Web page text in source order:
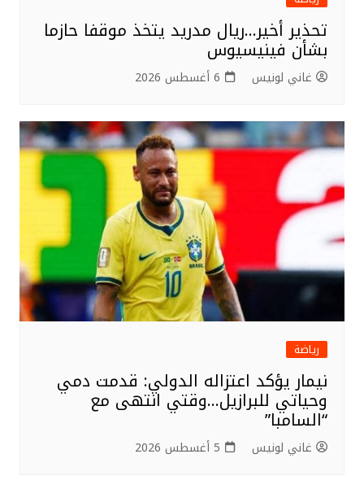
تحذير أخير…ريال مدريد يتخذ موقفا حازما
بشأن فينيسيوس
غاني لونيس 6 أغسطس 2026
رياضة
نيمار يؤكد اعتزاله الدولي: قدمت دمي
وحياتي للبرازيل…وقتي انتهى مع
“السامبا”
غاني لونيس 5 أغسطس 2026